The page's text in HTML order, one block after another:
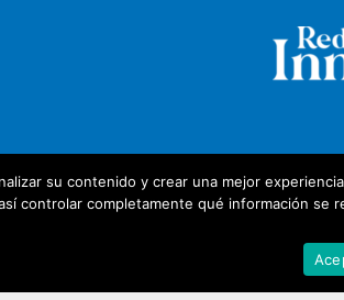
su contenido y crear una mejor
controlar completamente qué información